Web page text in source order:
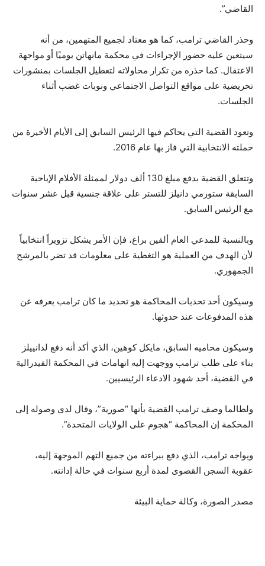
القاضي”.
وحذر القاضي ترامب، كما هو معتاد لجميع المتهمين، من أنه
سيتعين عليه حضور الإجراءات في محكمة مانهاتن يوميًا أو مواجهة
الاعتقال. كما حذره من تكرار محاولاته لتعطيل الجلسات بمنشورات
تحريضية على مواقع التواصل الاجتماعي ونوبات غضب أثناء
الجلسات.
وتعود القضية التي يحاكم فيها الرئيس السابق إلى الأيام الأخيرة من
حملته الانتخابية التي فاز بها عام 2016.
وتتعلق القضية بدفع مبلغ 130 ألف دولار لممثلة الأفلام الإباحية
السابقة ستورمي دانيلز للتستر على علاقة جنسية قبل عشر سنوات
مع الرئيس السابق.
وبالنسبة للمدعي العام ألفين براغ، فإن الأمر يشكل تزويراً انتخابياً
لأن الهدف من العملية هو التغطية على معلومات قد تضر بالمرشح
الجمهوري.
وسيكون أحد تحديات المحاكمة هو تحديد ما كان ترامب يعرفه عن
هذه المدفوعات عند حدوثها.
وسيكون محاميه السابق، مايكل كوهين، الذي أكد أنه دفع لدانييلز
بناء على طلب ترامب ووجهت إليه اتهامات في المحكمة الفيدرالية
في القضية، أحد شهود الادعاء الرئيسيين.
ولطالما وصف ترامب القضية بأنها “صورية”، وقال لدى وصوله إلى
المحكمة إن المحاكمة “هجوم على الولايات المتحدة”.
ويواجه ترامب، الذي دفع ببراءته من جميع التهم الموجهة إليه،
عقوبة السجن القصوى لمدة أربع سنوات في حالة إدانته.
مصدر الصورة، وكالة حماية البيئة